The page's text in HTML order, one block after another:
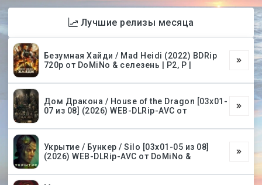
Лучшие релизы месяца
Безумная Хайди / Mad Heidi (2022) BDRip
720p от DoMiNo & селезень | P2, P |
Дом Дракона / House of the Dragon [03х01-
07 из 08] (2026) WEB-DLRip-AVC от
Укрытие / Бункер / Silo [03х01-05 из 08]
(2026) WEB-DLRip-AVC от DoMiNo &